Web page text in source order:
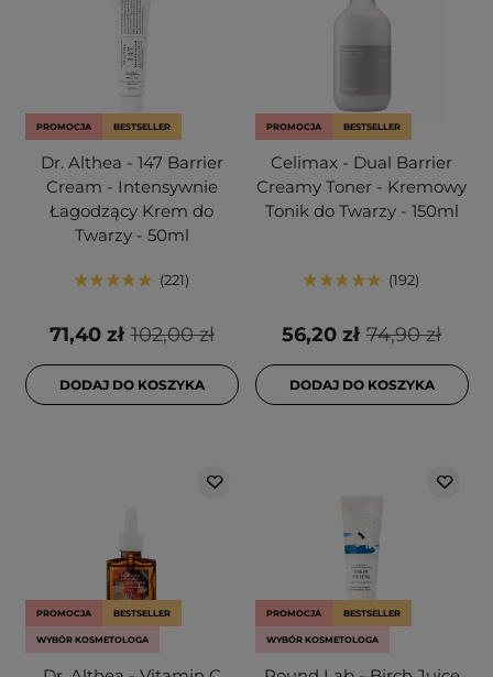
PROMOCJA BESTSELLER
Dr. Althea - 147 Barrier
Cream - Intensywnie
Łagodzący Krem do
Twarzy - 50ml
221
102,00 zł
71,40 zł
DODAJ DO KOSZYKA
PROMOCJA BESTSELLER
Celimax - Dual Barrier
Creamy Toner - Kremowy
Tonik do Twarzy - 150ml
192
74,90 zł
56,20 zł
DODAJ DO KOSZYKA
PROMOCJA BESTSELLER
WYBÓR KOSMETOLOGA
PROMOCJA BESTSELLER
WYBÓR KOSMETOLOGA